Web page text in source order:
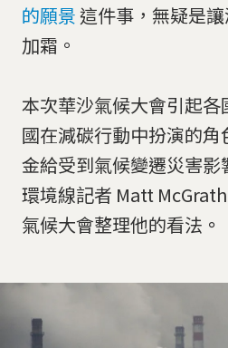
的願景 這件事，無疑是
加霜。
本次華沙氣候大會引起
國在減碳行動中扮演的
金給受到氣候變遷災害影
環境線記者 Matt
氣候大會整理他的看法 。